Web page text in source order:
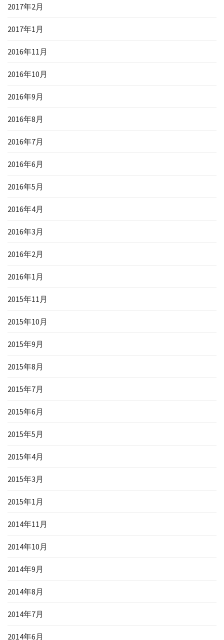
2017年2月
2017年1月
2016年11月
2016年10月
2016年9月
2016年8月
2016年7月
2016年6月
2016年5月
2016年4月
2016年3月
2016年2月
2016年1月
2015年11月
2015年10月
2015年9月
2015年8月
2015年7月
2015年6月
2015年5月
2015年4月
2015年3月
2015年1月
2014年11月
2014年10月
2014年9月
2014年8月
2014年7月
2014年6月